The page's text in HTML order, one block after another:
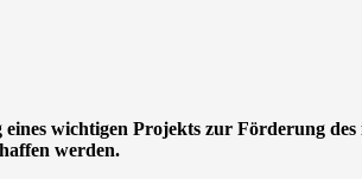
wichtigen Projekts zur Förderung
werden.